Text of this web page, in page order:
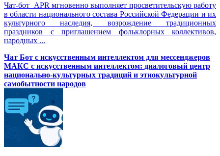
Чат-бот APR мгновенно выполняет просветительскую работу
в области национального состава Российской Федерации и их
культурного наследия, возрождение традиционных
праздников с приглашением фольклорных коллективов,
народных ...
Чат Бот с искусственным интеллектом для мессенджеров
МАКС с искусственным интеллектом: диалоговый центр
национально-культурных традиций и этнокультурной
самобытности народов